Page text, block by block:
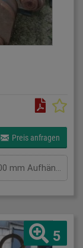
Preis anfragen
Tragfähigkeit: 3000 kg Greifbereich: bis 400 mm Aufhängung / Größe BxL: 250 mm Eigengewicht: . kg Tragkraft: 3 t Spannweite: . mm Gesamtleistungsbedarf: . kW Maschinengewicht ca.: . t Raumbedarf ca.: . m
5